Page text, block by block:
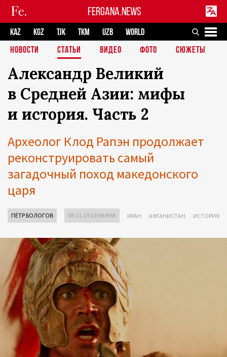
FERGANA.NEWS
KAZ KGZ TJK TKM UZB
WORLD
НОВОСТИ
СТАТЬИ ВИДЕО ФОТО СЮЖЕТЫ
Александр Великий
в Средней Азии: мифы
и история. Часть 2
Археолог Клод Рапэн продолжает
реконструировать самый
загадочный поход македонского
царя
ПЁТР БОЛОГОВ 09.11.19 10:09 MSK ИРАН АФГАНИСТАН ИСТОРИЯ